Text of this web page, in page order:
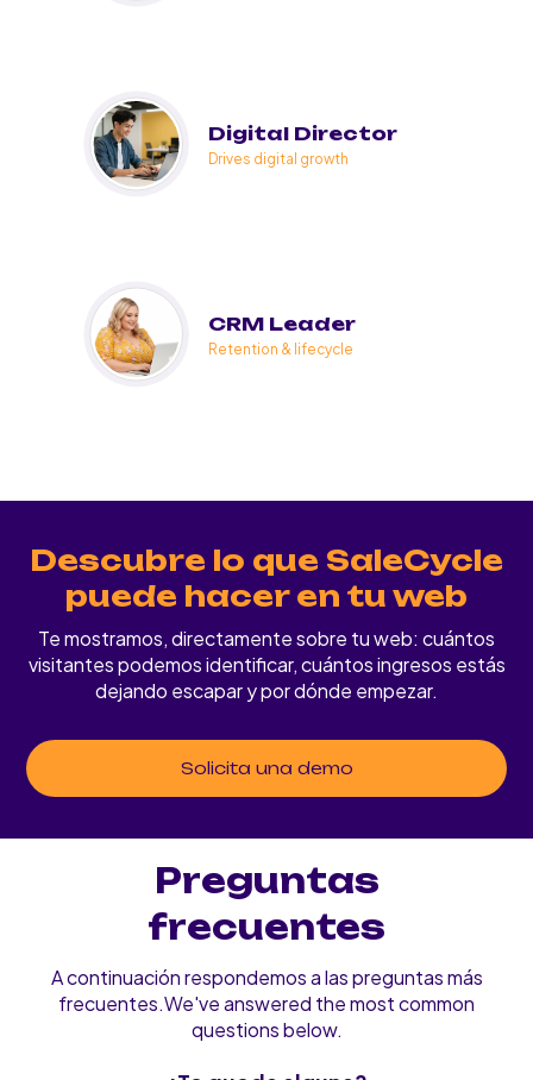
Digital Director
Drives digital growth
CRM Leader
Retention & lifecycle
Descubre lo que SaleCycle
puede hacer en tu web
Te mostramos, directamente sobre tu web: cuántos
visitantes podemos identificar, cuántos ingresos estás
dejando escapar y por dónde empezar.
Solicita una demo
Preguntas
frecuentes
A continuación respondemos a las preguntas más
frecuentes.We've answered the most common
questions below.